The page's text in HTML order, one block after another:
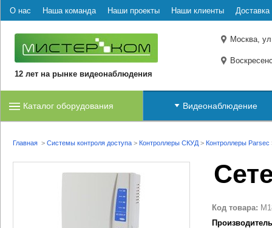
О нас Наша команда Наши проекты Наши клиенты Доставка
12 лет на рынке видеонаблюдения
Москва,
Каталог оборудования Видеонаблюдение
Главная > Системы контроля доступа > Контроллеры СКУД > Контроллеры Parsec
Код товара: